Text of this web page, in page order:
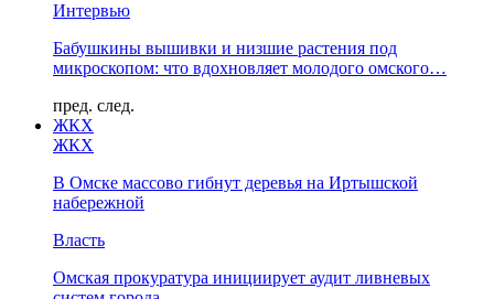
Интервью
Бабушкины вышивки и низшие растения под
микроскопом: что вдохновляет молодого омского…
пред. след.
ЖКХ
ЖКХ
В Омске массово гибнут деревья на Иртышской
набережной
Власть
Омская прокуратура инициирует аудит ливневых